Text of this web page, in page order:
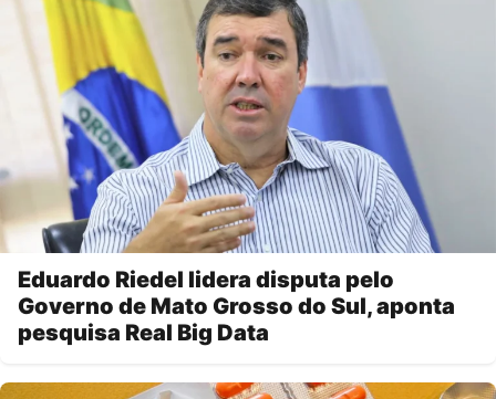
Eduardo Riedel lidera disputa pelo
Governo de Mato Grosso do Sul, aponta
pesquisa Real Big Data